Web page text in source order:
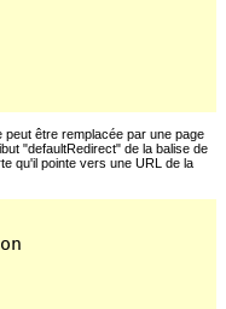
être remplacée par une page
"defaultRedirect" de la balise de
qu'il pointe vers une URL de la